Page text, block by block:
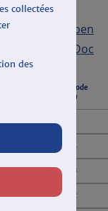
|
Export Open
Doc
Total période
(durée)
01:34:54
00:06:53
00:05:42
collectées
des